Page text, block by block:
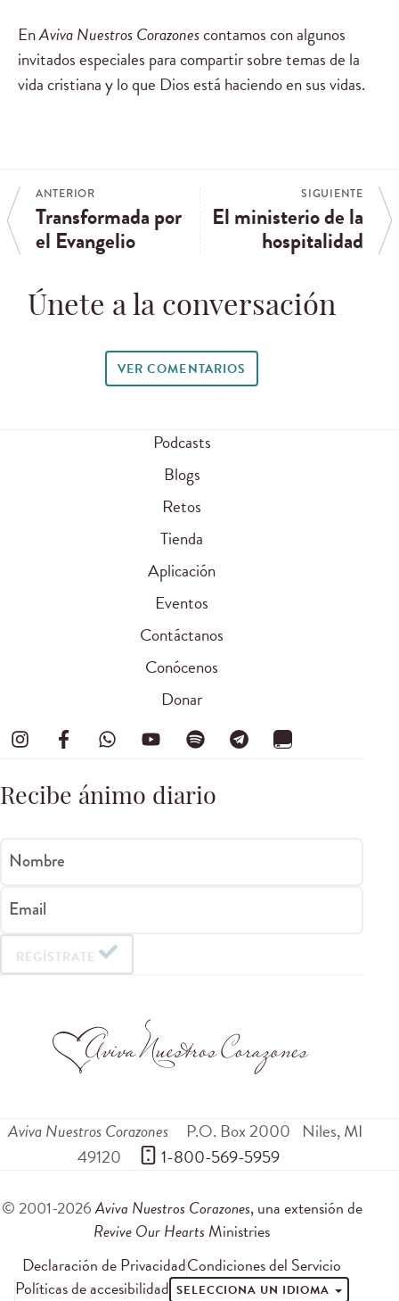
EnAviva Nuestros Corazonescontamos con algunos
invitados especiales para compartir sobre temas de la
vida cristiana y lo que Dios está haciendo en sus vidas.
ANTERIOR
Transformada por
el Evangelio
SIGUIENTE
El ministerio de la
hospitalidad
Únete a la conversación
VER COMENTARIOS
Podcasts
Blogs
Retos
Tienda
Aplicación
Eventos
Contáctanos
Conócenos
Donar
Recibe ánimo diario
Nombre
Email
REGÍSTRATE
Aviva Nuestros Corazones P.O. Box 2000 Niles,MI
49120
1-800-569-5959
© 2001-2026Aviva Nuestros Corazones, una extensión de
Revive Our Hearts Ministries
Declaración de PrivacidadCondiciones del Servicio
Políticas de accesibilidad SELECCIONA UN IDIOMA